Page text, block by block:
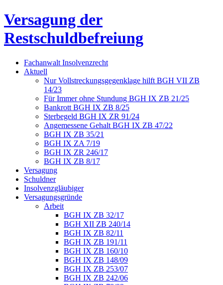
Versagung der
Restschuldbefreiung
Fachanwalt Insolvenzrecht
Aktuell
Nur Vollstreckungsgegenklage hilft BGH VII ZB
14/23
Für Immer ohne Stundung BGH IX ZB 21/25
Bankrott BGH IX ZB 8/25
Sterbegeld BGH IX ZR 91/24
Angemessene Gehalt BGH IX ZB 47/22
BGH IX ZB 35/21
BGH IX ZA 7/19
BGH IX ZR 246/17
BGH IX ZB 8/17
Versagung
Schuldner
Insolvenzgläubiger
Versagungsgründe
Arbeit
BGH IX ZB 32/17
BGH XII ZB 240/14
BGH IX ZB 82/11
BGH IX ZB 191/11
BGH IX ZB 160/10
BGH IX ZB 148/09
BGH IX ZB 253/07
BGH IX ZB 242/06